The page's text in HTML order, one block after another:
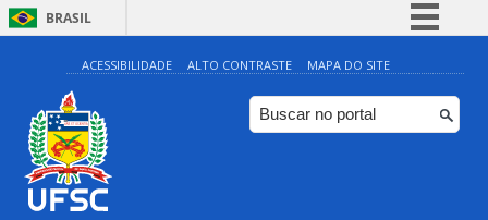
BRASIL
Simplifique!
Comunica BR
Participe
ACESSIBILIDADE ALTO CONTRASTE MAPA DO SITE
0:00